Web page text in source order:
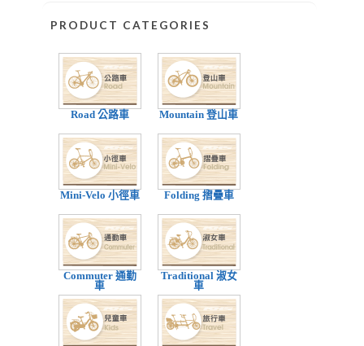
PRODUCT CATEGORIES
Road 公路車 Mountain 登山車
Mini-Velo 小徑車 Folding 摺疊車
Commuter 通勤
車
Traditional 淑女
車